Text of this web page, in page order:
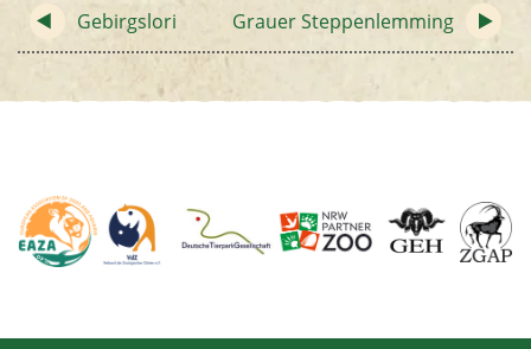
Gebirgslori Grauer Steppenlemming